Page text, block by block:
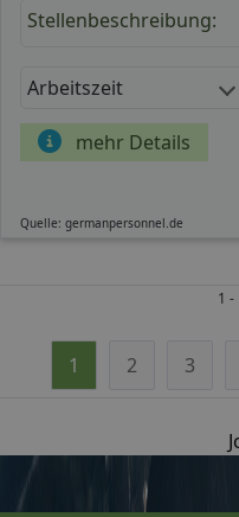
Stellenbeschreibung:
Arbeitszeit
mehr Details
Quelle: germanpersonnel.de
1
1 2 3